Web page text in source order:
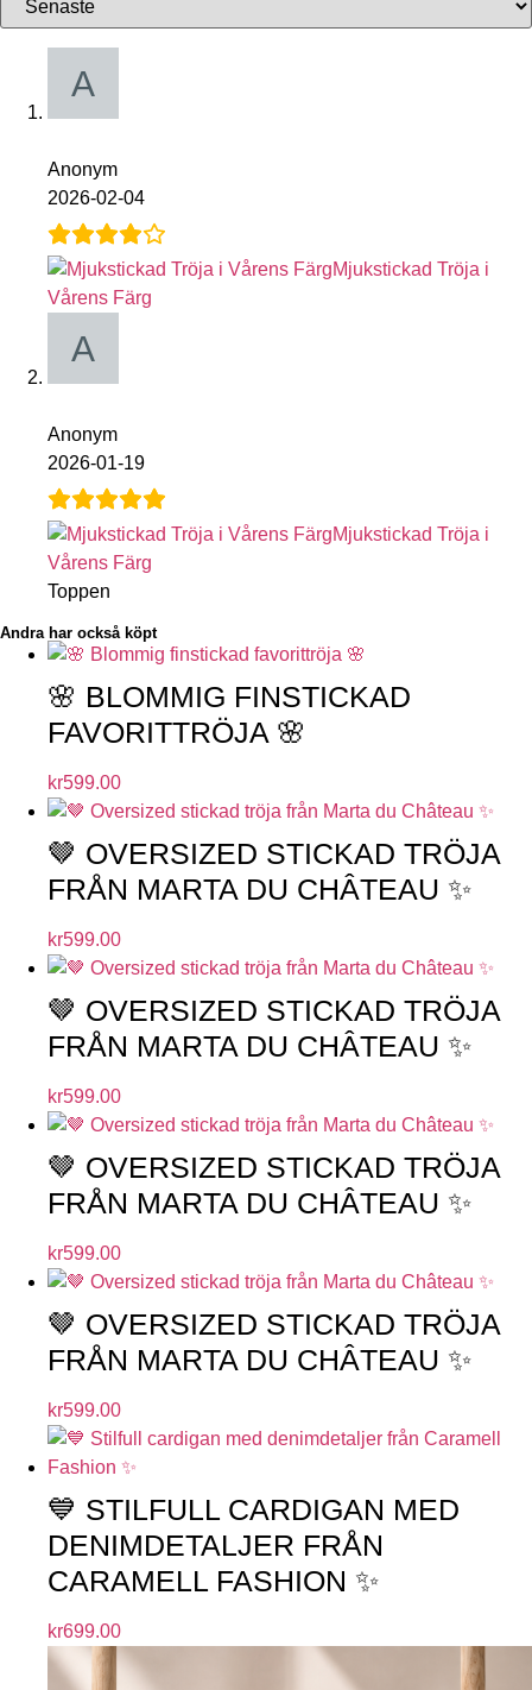
Anonym
2026-02-04
Mjukstickad Tröja i
Vårens Färg
Anonym
2026-01-19
Mjukstickad Tröja i
Vårens Färg
Toppen
Andra har också köpt
🌸 BLOMMIG FINSTICKAD
FAVORITTRÖJA 🌸
kr599.00
🤎 OVERSIZED STICKAD TRÖJA
FRÅN MARTA DU CHÂTEAU ✨
kr599.00
🤎 OVERSIZED STICKAD TRÖJA
FRÅN MARTA DU CHÂTEAU ✨
kr599.00
🤎 OVERSIZED STICKAD TRÖJA
FRÅN MARTA DU CHÂTEAU ✨
kr599.00
🤎 OVERSIZED STICKAD TRÖJA
FRÅN MARTA DU CHÂTEAU ✨
kr599.00
💙 STILFULL CARDIGAN MED
DENIMDETALJER FRÅN
CARAMELL FASHION ✨
kr699.00